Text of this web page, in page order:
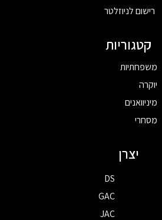
רישום לניוזלטר
קטגוריות
משפחתיות
יוקרה
מיניוואנים
מסחרי
יצרן
DS
GAC
JAC